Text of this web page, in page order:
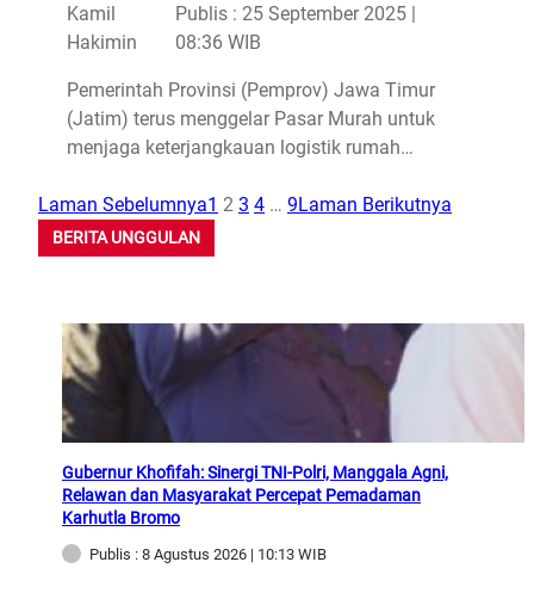
Kamil
Hakimin
Publis : 25 September 2025 |
08:36 WIB
Pemerintah Provinsi (Pemprov) Jawa Timur
(Jatim) terus menggelar Pasar Murah untuk
menjaga keterjangkauan logistik rumah…
Laman Sebelumnya1 2 3 4 … 9Laman Berikutnya
BERITA UNGGULAN
Gubernur Khofifah: Sinergi TNI-Polri, Manggala Agni,
Relawan dan Masyarakat Percepat Pemadaman
Karhutla Bromo
Publis : 8 Agustus 2026 | 10:13 WIB